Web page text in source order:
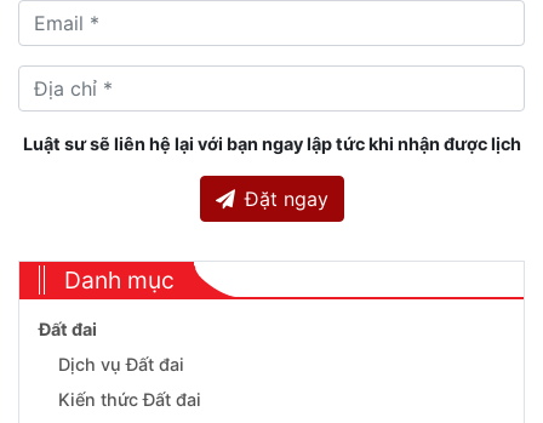
Luật sư sẽ liên hệ lại với bạn ngay lập tức khi nhận được lịch
Đặt ngay
Danh mục
Đất đai
Dịch vụ Đất đai
Kiến thức Đất đai